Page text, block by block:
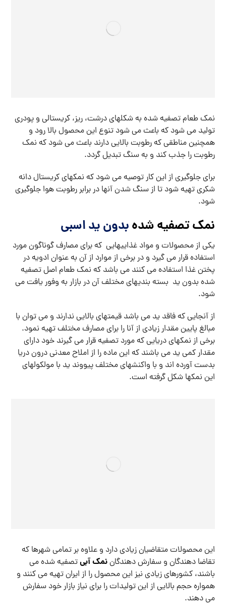
نمک طعام تصفیه شده به شکلهای درشت، ریز، کریستالی و پودری
تولید می شود که باعث می شود تنوع این محصول بالا رود و
همچنین مناطقی که رطوبت بالایی دارند باعث می شود که نمک
رطوبت را جذب کند و به سنگ تبدیل گردد.
برای جلوگیری از این کار توصیه می شود که نمکهای کریستال دانه
شکری تهیه شود تا از سنگ شدن آنها در برابر رطوبت هوا جلوگیری
شود.
نمک تصفیه شدهبدون ید اسبی
یکی از محصولات و مواد غذاییهایی که برای مصارف گوناگون مورد
استفاده قرار می گیرد و در برخی از موارد از آن به عنوان ادویه در
پختن غذا استفاده می کنند می باشد که نمک طعام اصل تصفیه
شده بدون ید بسته بندیهای مختلف آن در بازار به وفور یافت می
شود.
از آنجایی که فاقد ید می باشد قیمتهای بالایی ندارند و می توان با
مبالغ پایین مقدار زیادی از آنا را برای مصارف مختلف تهیه نمود.
برخی از نمکهای دریایی که مورد تصفیه قرار می گیرند خود دارای
مقدار کمی ید می باشند که این ماده را از املاح معدنی درون دریا
بدست آورده اند و با واکنشهای مختلف پیووند ید با مولکولهای
این نمکها شکل گرفته است.
این محصولات متقاضیان زیادی دارد و علاوه بر تمامی شهرها که
تقاضا دهندگان و سفارش دهندگاننمک آبیتصفیه شده می
باشند، کشورهای زیادی نیز این محصول را از ایران تهیه می کنند و
همواره حجم بالایی از این تولیدات را برای نیاز بازار خود سفارش
می دهند.